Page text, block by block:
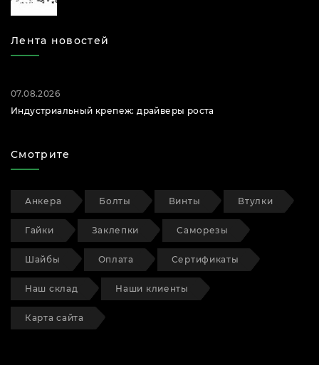
Лента новостей
07.08.2026
Индустриальный крепеж: драйверы роста
Смотрите
Анкера Болты Винты Втулки
Гайки Заклепки Саморезы
Шайбы Оплата Сертификаты
Наш склад Наши клиенты
Карта сайта